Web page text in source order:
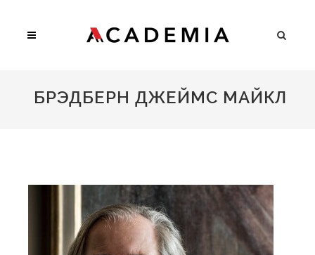
БРЭДБЕРН ДЖЕЙМС МАЙКЛ